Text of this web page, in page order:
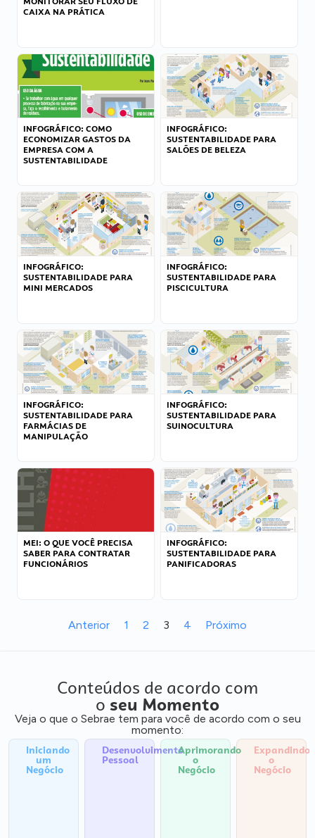
CAIXA NA PRÁTICA
INFOGRÁFICO: COMO
ECONOMIZAR GASTOS DA
EMPRESA COM A
SUSTENTABILIDADE
INFOGRÁFICO:
SUSTENTABILIDADE PARA
SALÕES DE BELEZA
INFOGRÁFICO:
SUSTENTABILIDADE PARA
MINI MERCADOS
INFOGRÁFICO:
SUSTENTABILIDADE PARA
PISCICULTURA
INFOGRÁFICO:
SUSTENTABILIDADE PARA
FARMÁCIAS DE
MANIPULAÇÃO
INFOGRÁFICO:
SUSTENTABILIDADE PARA
SUINOCULTURA
MEI: O QUE VOCÊ PRECISA
SABER PARA CONTRATAR
FUNCIONÁRIOS
INFOGRÁFICO:
SUSTENTABILIDADE PARA
PANIFICADORAS
Anterior 1 2 3 4 Próximo
Conteúdos de acordo com
o seu Momento
Veja o que o Sebrae tem para você de acordo com o seu
momento:
Iniciando
um
Negócio
Desenvolvimento
Pessoal
Aprimorando
o
Negócio
Expandindo
o
Negócio